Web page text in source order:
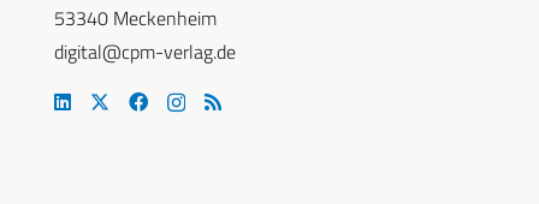
53340 Meckenheim
digital@cpm-verlag.de